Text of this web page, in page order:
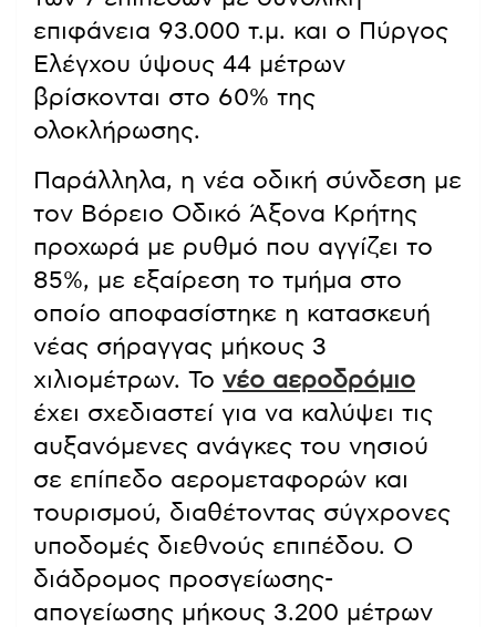
επιφάνεια 93.000 τ.μ. και ο Πύργος
Ελέγχου ύψους 44 μέτρων
βρίσκονται στο 60% της
ολοκλήρωσης.
Παράλληλα, η νέα οδική σύνδεση με
τον Βόρειο Οδικό Άξονα Κρήτης
προχωρά με ρυθμό που αγγίζει το
85%, με εξαίρεση το τμήμα στο
οποίο αποφασίστηκε η κατασκευή
νέας σήραγγας μήκους 3
χιλιομέτρων. Το νέο αεροδρόμιο
έχει σχεδιαστεί για να καλύψει τις
αυξανόμενες ανάγκες του νησιού
σε επίπεδο αερομεταφορών και
τουρισμού, διαθέτοντας σύγχρονες
υποδομές διεθνούς επιπέδου. Ο
διάδρομος προσγείωσης-
απογείωσης μήκους 3.200 μέτρων